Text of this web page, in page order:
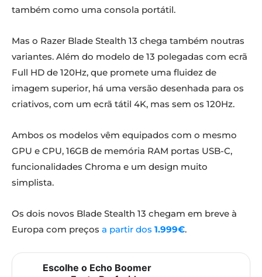
também como uma consola portátil.
Mas o Razer Blade Stealth 13 chega também noutras
variantes. Além do modelo de 13 polegadas com ecrã
Full HD de 120Hz, que promete uma fluidez de
imagem superior, há uma versão desenhada para os
criativos, com um ecrã tátil 4K, mas sem os 120Hz.
Ambos os modelos vêm equipados com o mesmo
GPU e CPU, 16GB de memória RAM portas USB-C,
funcionalidades Chroma e um design muito
simplista.
Os dois novos Blade Stealth 13 chegam em breve à
Europa com preços a partir dos 1.999€.
Escolhe o Echo Boomer